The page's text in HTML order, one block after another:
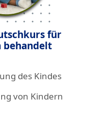
für
behandelt
des Kindes
von Kindern